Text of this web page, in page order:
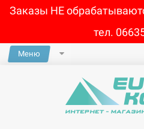
Заказы НЕ
тел.
Меню